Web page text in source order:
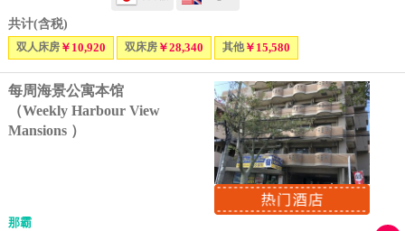
共计(含税)
双人床房￥10,920 双床房￥28,340 其他￥15,580
每周海景公寓本馆
（Weekly Harbour View
Mansions ）
那霸